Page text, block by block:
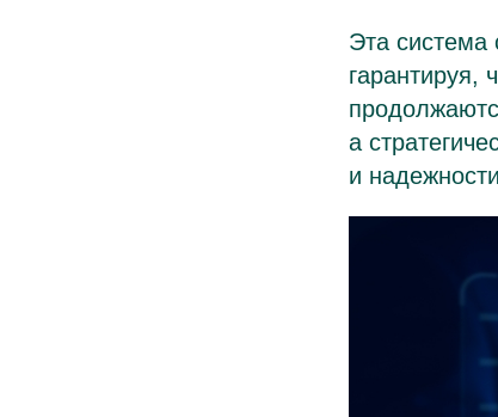
Эта система
гарантируя,
а
и